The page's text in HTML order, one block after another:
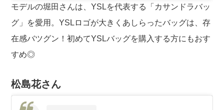
モデルの堀田さんは、YSLを代表する「カサンドラバッ
グ」を愛用。YSLロゴが大きくあしらったバッグは、存
在感バツグン！初めてYSLバッグを購入する方にもおす
すめ◎
松島花さん